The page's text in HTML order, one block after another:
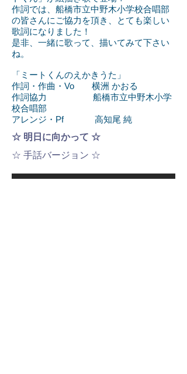
作詞では、船橋市立中野木小学校合唱部
の皆さんにご協力を頂き、とても楽しい
歌詞になりました！
​是非、一緒に歌って、描いてみて下さい
ね。
​「ミートくんのえかきうた」
作詞・作曲・Vo 横洲 かおる
作詞協力 船橋市立中野木小学
校合唱部
アレンジ・Pf 高知尾 純
☆ 明日に向かって ☆
☆ 手話バージョン ☆